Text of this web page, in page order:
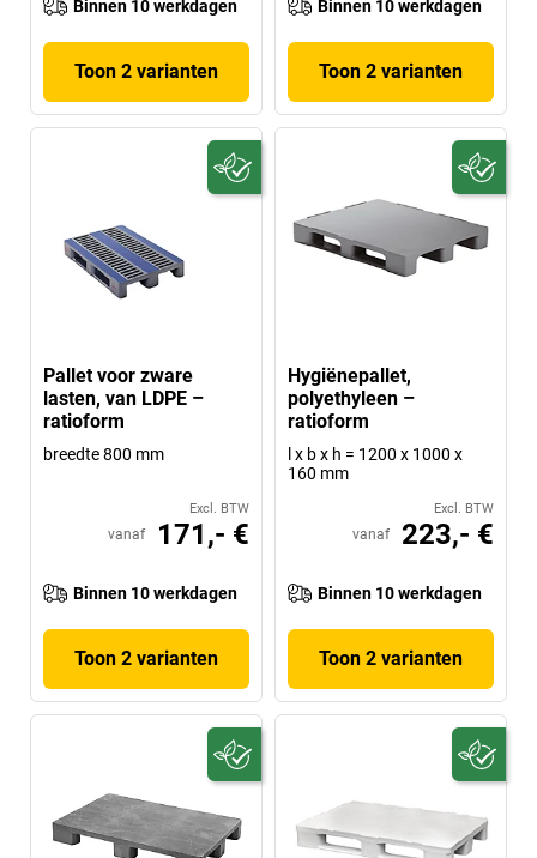
Binnen 10 werkdagen
Toon 2 varianten
Binnen 10 werkdagen
Toon 2 varianten
Pallet voor zware
lasten, van LDPE –
ratioform
breedte 800 mm
Excl. BTW
vanaf 171,- €
Binnen 10 werkdagen
Toon 2 varianten
Hygiënepallet,
polyethyleen –
ratioform
l x b x h = 1200 x 1000 x
160 mm
Excl. BTW
vanaf 223,- €
Binnen 10 werkdagen
Toon 2 varianten